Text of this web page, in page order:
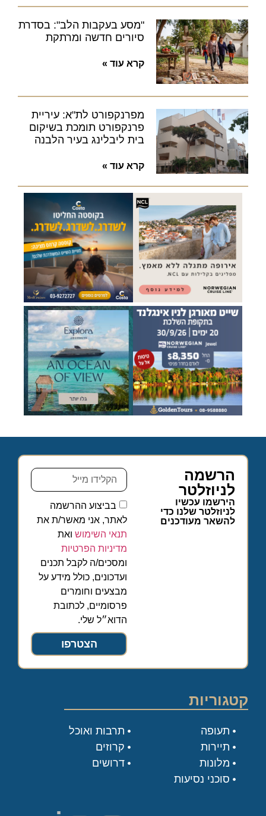
"מסע בעקבות הלב": בסדרת
סיורים חדשה ומרתקת
קרא עוד »
מפרנקפורט לת"א: עיריית
פרנקפורט תומכת בשיקום
בית ליבלינג בעיר הלבנה
קרא עוד »
הרשמה
לניוזלטר
הירשמו עכשיו
לניוזלטר שלנו כדי
להשאר מעודכנים
בביצוע ההרשמה
לאתר, אני מאשר/ת את
תנאי השימוש ואת
מדיניות הפרטיות
ומסכים/ה לקבל תכנים
ועדכונים, כולל מידע על
מבצעים וחומרים
פרסומיים, לכתובת
הדוא״ל שלי.
הצטרפו
קטגוריות
תעופה
תיירות
מלונות
סוכני נסיעות
תרבות ואוכל
קרוזים
דרושים